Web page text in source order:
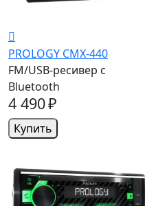
PROLOGY CMX-440
FM/USB-ресивер с
Bluetooth
4 490 ₽
Купить